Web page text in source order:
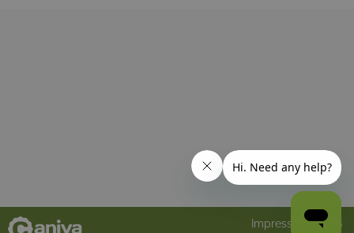
Impressum
AGB